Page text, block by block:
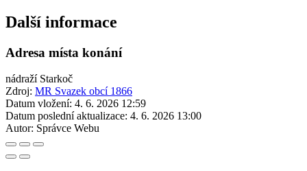
Další informace
Adresa místa konání
nádraží Starkoč
Zdroj: MR Svazek obcí 1866
Datum vložení: 4. 6. 2026 12:59
Datum poslední aktualizace: 4. 6. 2026 13:00
Autor: Správce Webu